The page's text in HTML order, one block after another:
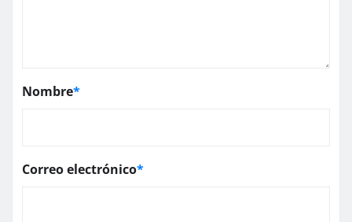
Nombre*
Correo electrónico*